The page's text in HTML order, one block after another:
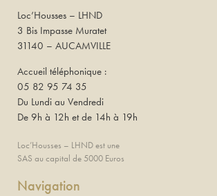
Loc’Housses – LHND
3 Bis Impasse Muratet
31140 – AUCAMVILLE
Accueil téléphonique :
05 82 95 74 35
Du Lundi au Vendredi
De 9h à 12h et de 14h à 19h
Loc’Housses – LHND est une
SAS au capital de 5000 Euros
Navigation